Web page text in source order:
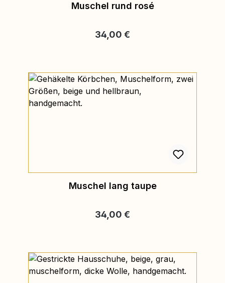
Muschel rund rosé
Regulärer Preis:
34,00 €
Muschel lang taupe
Regulärer Preis:
34,00 €